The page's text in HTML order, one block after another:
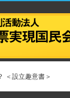
＜設立趣意書＞